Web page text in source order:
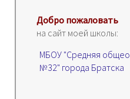
Добро пожаловать
на сайт моей школы:
МБОУ "Средняя
№32" города Братска